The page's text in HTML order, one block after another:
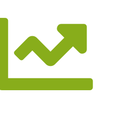
Trasa